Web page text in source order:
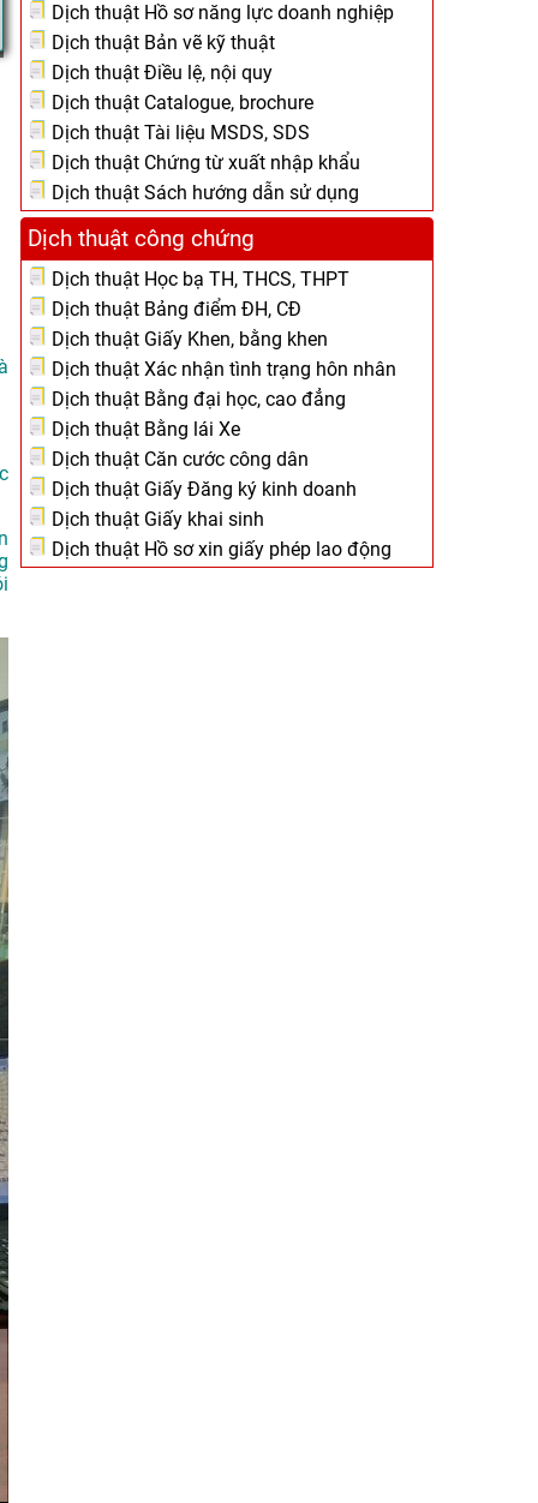
Dịch thuật Hồ sơ năng lực doanh nghiệp
Dịch thuật Bản vẽ kỹ thuật
Dịch thuật Điều lệ, nội quy
Dịch thuật Catalogue, brochure
Dịch thuật Tài liệu MSDS, SDS
Dịch thuật Chứng từ xuất nhập khẩu
Dịch thuật Sách hướng dẫn sử dụng
Dịch thuật công chứng
Dịch thuật Học bạ TH, THCS, THPT
Dịch thuật Bảng điểm ĐH, CĐ
Dịch thuật Giấy Khen, bằng khen
Dịch thuật Xác nhận tình trạng hôn nhân
Dịch thuật Bằng đại học, cao đẳng
Dịch thuật Bằng lái Xe
Dịch thuật Căn cước công dân
Dịch thuật Giấy Đăng ký kinh doanh
Dịch thuật Giấy khai sinh
Dịch thuật Hồ sơ xin giấy phép lao động